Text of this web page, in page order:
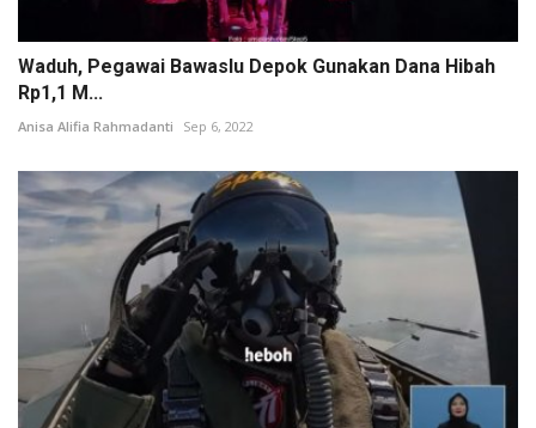
Waduh, Pegawai Bawaslu Depok Gunakan Dana Hibah
Rp1,1 M...
Anisa Alifia Rahmadanti Sep 6, 2022